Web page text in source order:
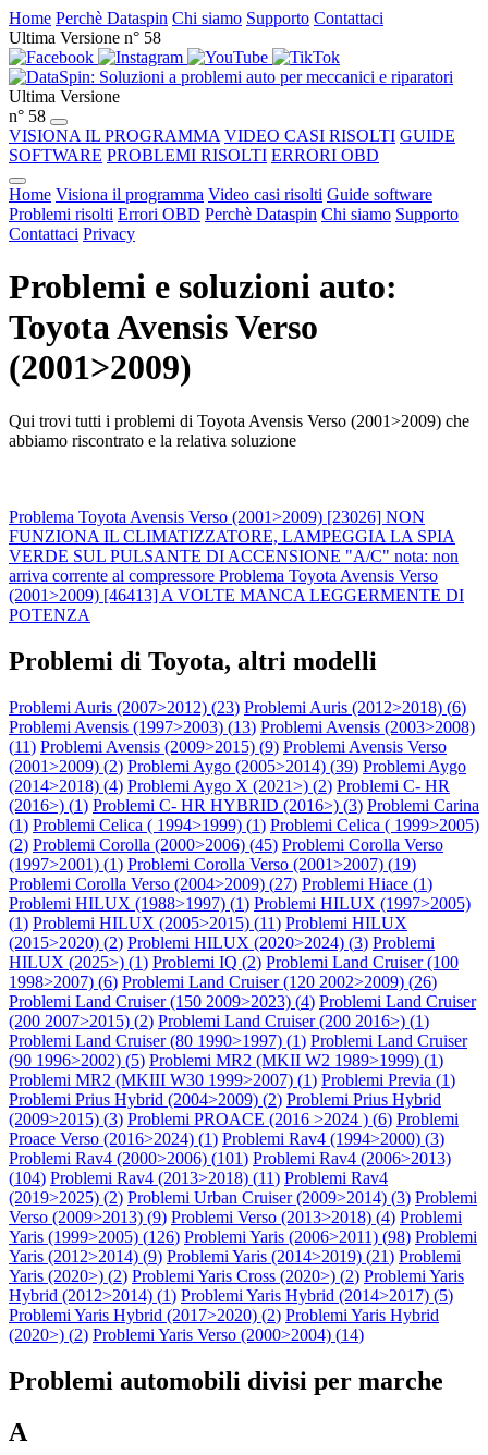
Home Perchè Dataspin Chi siamo Supporto Contattaci
Ultima Versione n° 58
Ultima Versione
n° 58
VISIONA IL PROGRAMMA VIDEO CASI RISOLTI GUIDE
SOFTWARE PROBLEMI RISOLTI ERRORI OBD
Home Visiona il programma Video casi risolti Guide software
Problemi risolti Errori OBD Perchè Dataspin Chi siamo Supporto
Contattaci Privacy
Problemi e soluzioni auto:
Toyota Avensis Verso
(2001>2009)
Qui trovi tutti i problemi di Toyota Avensis Verso (2001>2009) che
abbiamo riscontrato e la relativa soluzione
Problema Toyota Avensis Verso (2001>2009) [23026] NON
FUNZIONA IL CLIMATIZZATORE, LAMPEGGIA LA SPIA
VERDE SUL PULSANTE DI ACCENSIONE "A/C" nota: non
arriva corrente al compressore Problema Toyota Avensis Verso
(2001>2009) [46413] A VOLTE MANCA LEGGERMENTE DI
POTENZA
Problemi di Toyota, altri modelli
Problemi Auris (2007>2012) (23) Problemi Auris (2012>2018) (6)
Problemi Avensis (1997>2003) (13) Problemi Avensis (2003>2008)
(11) Problemi Avensis (2009>2015) (9) Problemi Avensis Verso
(2001>2009) (2) Problemi Aygo (2005>2014) (39) Problemi Aygo
(2014>2018) (4) Problemi Aygo X (2021>) (2) Problemi C- HR
(2016>) (1) Problemi C- HR HYBRID (2016>) (3) Problemi Carina
(1) Problemi Celica ( 1994>1999) (1) Problemi Celica ( 1999>2005)
(2) Problemi Corolla (2000>2006) (45) Problemi Corolla Verso
(1997>2001) (1) Problemi Corolla Verso (2001>2007) (19)
Problemi Corolla Verso (2004>2009) (27) Problemi Hiace (1)
Problemi HILUX (1988>1997) (1) Problemi HILUX (1997>2005)
(1) Problemi HILUX (2005>2015) (11) Problemi HILUX
(2015>2020) (2) Problemi HILUX (2020>2024) (3) Problemi
HILUX (2025>) (1) Problemi IQ (2) Problemi Land Cruiser (100
1998>2007) (6) Problemi Land Cruiser (120 2002>2009) (26)
Problemi Land Cruiser (150 2009>2023) (4) Problemi Land Cruiser
(200 2007>2015) (2) Problemi Land Cruiser (200 2016>) (1)
Problemi Land Cruiser (80 1990>1997) (1) Problemi Land Cruiser
(90 1996>2002) (5) Problemi MR2 (MKII W2 1989>1999) (1)
Problemi MR2 (MKIII W30 1999>2007) (1) Problemi Previa (1)
Problemi Prius Hybrid (2004>2009) (2) Problemi Prius Hybrid
(2009>2015) (3) Problemi PROACE (2016 >2024 ) (6) Problemi
Proace Verso (2016>2024) (1) Problemi Rav4 (1994>2000) (3)
Problemi Rav4 (2000>2006) (101) Problemi Rav4 (2006>2013)
(104) Problemi Rav4 (2013>2018) (11) Problemi Rav4
(2019>2025) (2) Problemi Urban Cruiser (2009>2014) (3) Problemi
Verso (2009>2013) (9) Problemi Verso (2013>2018) (4) Problemi
Yaris (1999>2005) (126) Problemi Yaris (2006>2011) (98) Problemi
Yaris (2012>2014) (9) Problemi Yaris (2014>2019) (21) Problemi
Yaris (2020>) (2) Problemi Yaris Cross (2020>) (2) Problemi Yaris
Hybrid (2012>2014) (1) Problemi Yaris Hybrid (2014>2017) (5)
Problemi Yaris Hybrid (2017>2020) (2) Problemi Yaris Hybrid
(2020>) (2) Problemi Yaris Verso (2000>2004) (14)
Problemi automobili divisi per marche
A